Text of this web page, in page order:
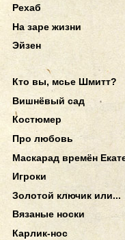
Рехаб
На заре жизни
Эйзен
Кто вы, мсье Шмитт?
Вишнёвый сад
Костюмер
Про любовь
Маскарад времён
Игроки
Золотой ключик или...
Вязаные носки
Карлик-нос